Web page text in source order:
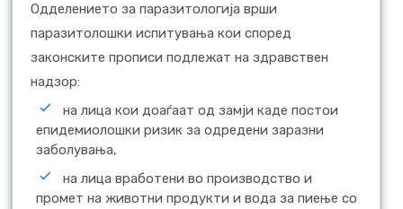
Одделението за паразитологија врши
паразитолошки испитувања кои според
законските прописи подлежат на здравствен
надзор:
на лица кои доаѓаат од замји каде постои
епидемиолошки ризик за одредени заразни
заболувања,
на лица вработени во производство и
промет на животни продукти и вода за пиење со